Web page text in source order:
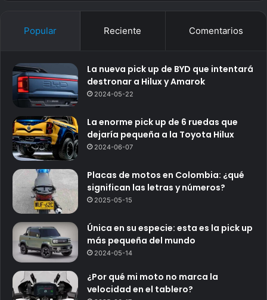
Popular Reciente Comentarios
La nueva pick up de BYD que intentará
destronar a Hilux y Amarok
2024-05-22
La enorme pick up de 6 ruedas que
dejaría pequeña a la Toyota Hilux
2024-06-07
Placas de motos en Colombia: ¿qué
significan las letras y números?
2025-05-15
Única en su especie: esta es la pick up
más pequeña del mundo
2024-05-14
¿Por qué mi moto no marca la
velocidad en el tablero?